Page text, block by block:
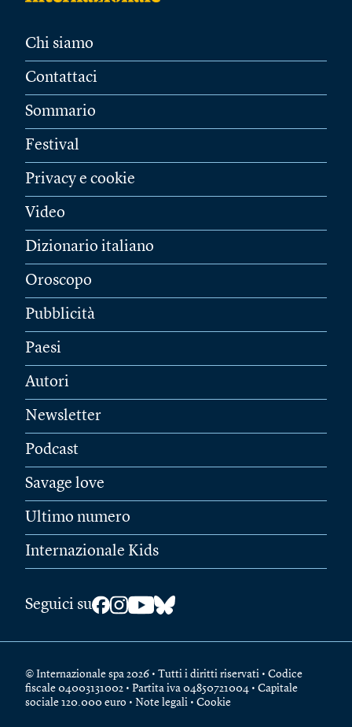
Chi siamo
Contattaci
Sommario
Festival
Privacy e cookie
Video
Dizionario italiano
Oroscopo
Pubblicità
Paesi
Autori
Newsletter
Podcast
Savage love
Ultimo numero
Internazionale Kids
Seguici su
© Internazionale spa 2026 • Tutti i diritti riservati • Codice
fiscale 04003131002 • Partita iva 04850721004 • Capitale
sociale 120.000 euro • Note legali • Cookie